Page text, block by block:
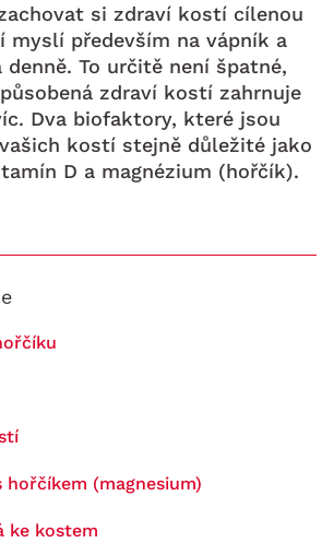
si zdraví kostí cílenou
myslí především na vápník a
To určitě není špatné,
zdraví kostí zahrnuje
Dva biofaktory, které jsou
kostí stejně důležité jako
D a magnézium (hořčík).
hořčíkem (magnesium)
ke kostem